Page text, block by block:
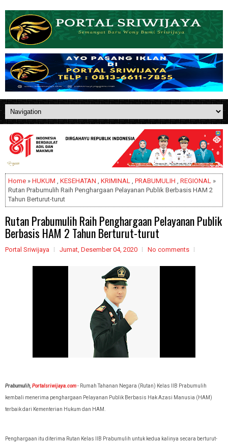
Home » HUKUM , KESEHATAN , KRIMINAL , PRABUMULIH , REGIONAL »
Rutan Prabumulih Raih Penghargaan Pelayanan Publik Berbasis HAM 2
Tahun Berturut-turut
Rutan Prabumulih Raih Penghargaan Pelayanan Publik
Berbasis HAM 2 Tahun Berturut-turut
Portal Sriwijaya Jumat, Desember 04, 2020 No comments
Prabumulih, Portalsriwijaya.com- Rumah Tahanan Negara (Rutan) Kelas IIB Prabumulih
kembali menerima penghargaan Pelayanan Publik Berbasis Hak Azasi Manusia (HAM)
terbaik dari Kementerian Hukum dan HAM.
Penghargaan itu diterima Rutan Kelas IIB Prabumulih untuk kedua kalinya secara berturut-